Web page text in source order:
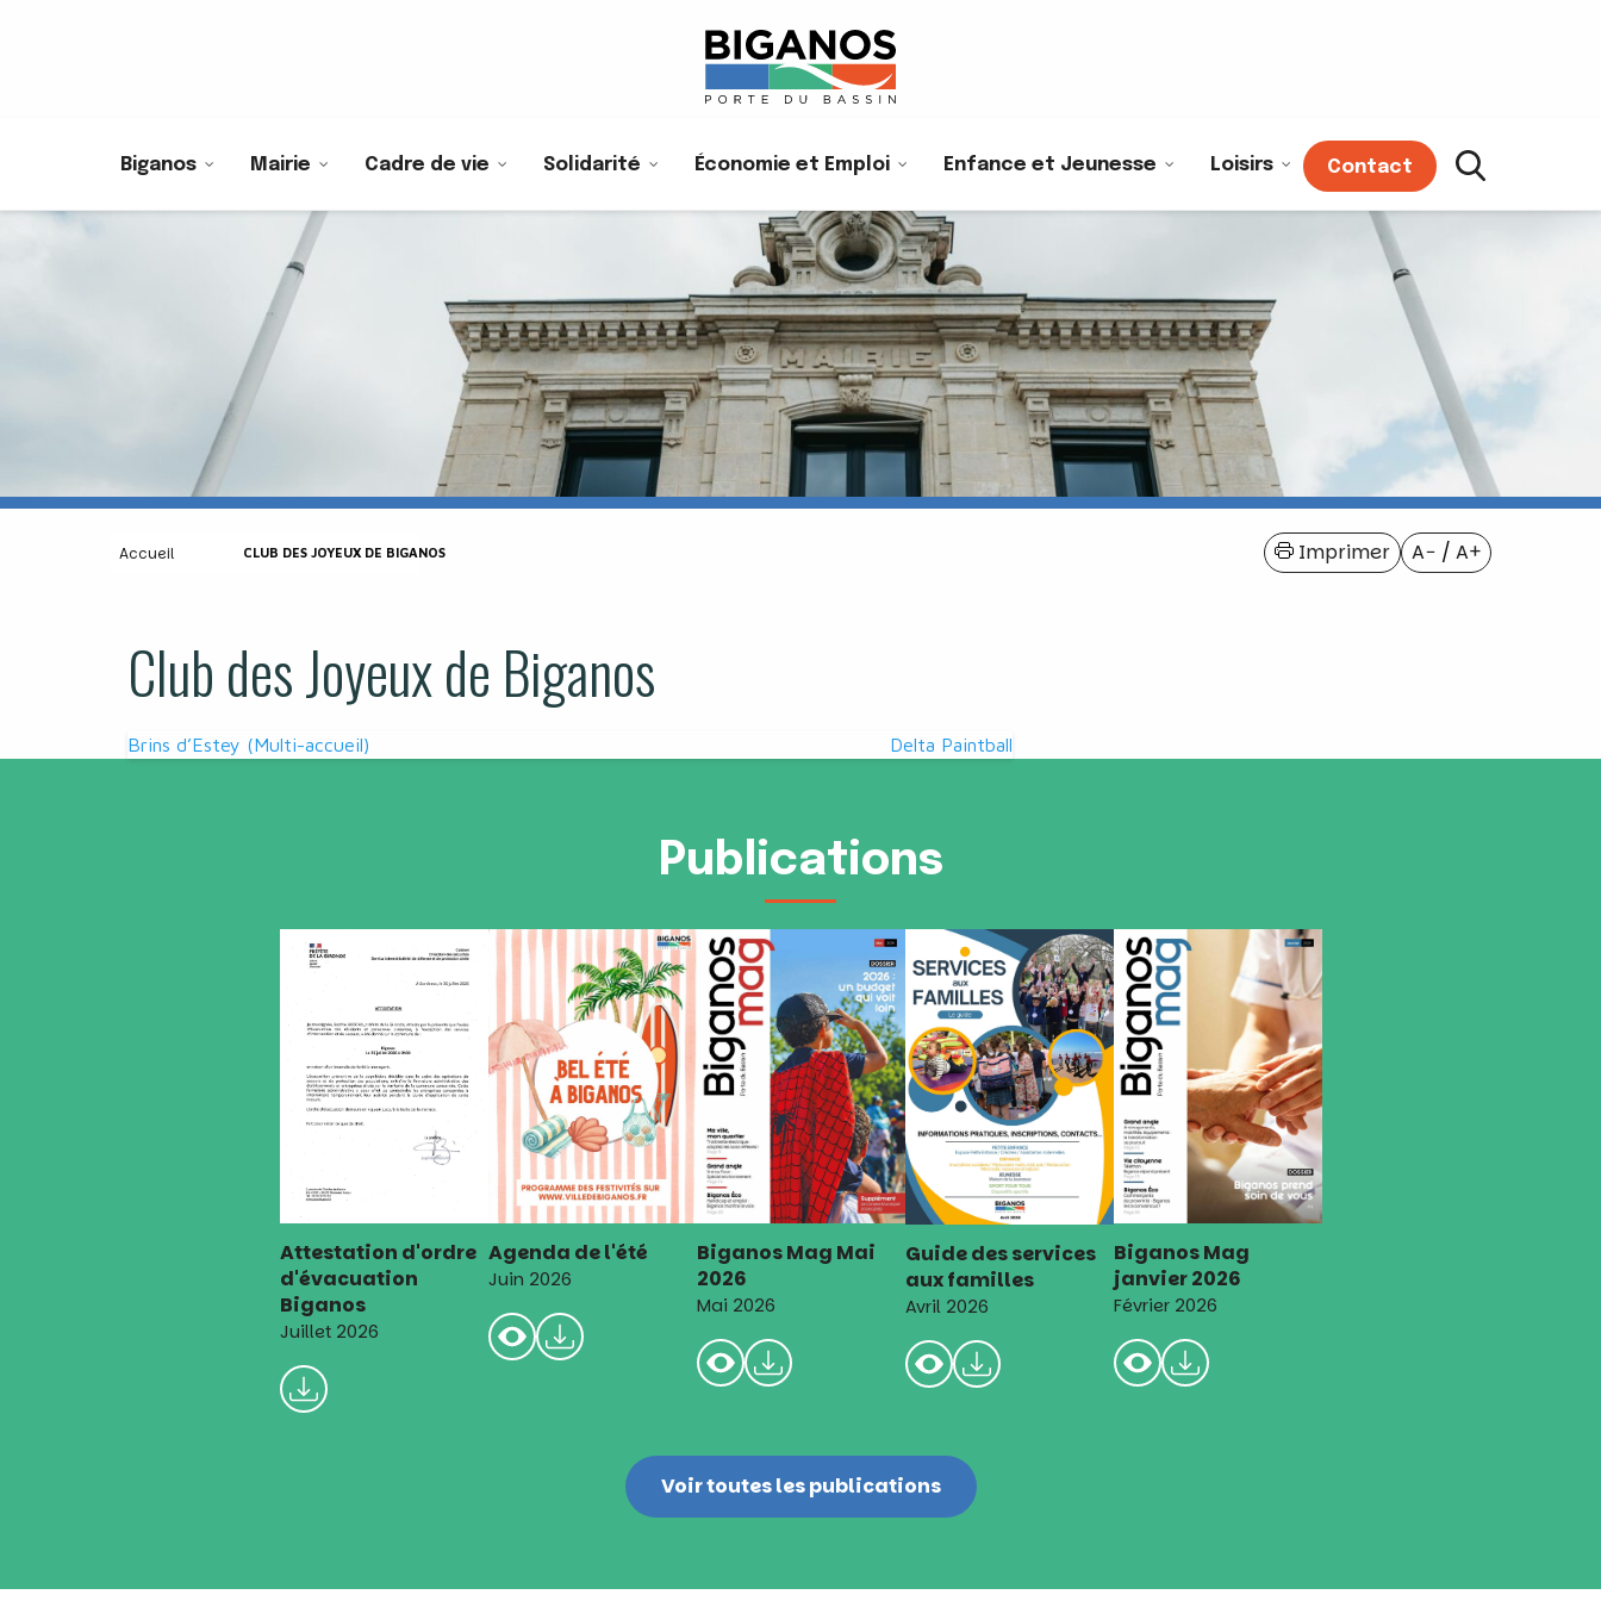
Biganos Mairie Cadre de vie Solidarité Économie et Emploi Enfance et Jeunesse Loisirs Contact
Accueil CLUB DES JOYEUX DE BIGANOS A− / A+
Imprimer
Club des Joyeux de Biganos
Navigation
Brins d’Estey (Multi-accueil) Delta Paintball
Publications
Attestation d'ordre
d'évacuation
Biganos
Juillet 2026
Agenda de l'été
Juin 2026
Biganos Mag Mai
2026
Mai 2026
Guide des services
aux familles
Avril 2026
Biganos Mag
janvier 2026
Février 2026
Voir toutes les publications